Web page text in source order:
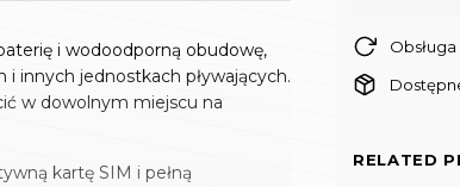
i wodoodporną obudowę,
i innych jednostkach pływających.
w dowolnym miejscu na
kartę SIM i pełną
RELATED